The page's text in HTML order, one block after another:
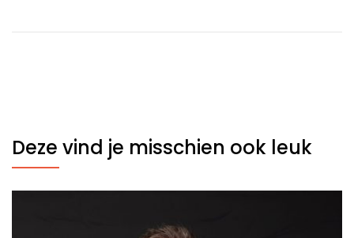
Deze vind je misschien ook leuk